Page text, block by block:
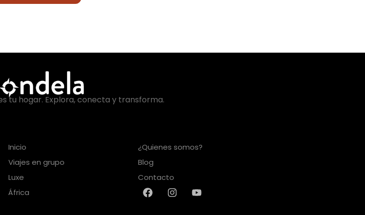
tu hogar. Explora, conecta y transforma.
Inicio
Viajes en grupo
Luxe
África
¿Quienes somos?
Blog
Contacto